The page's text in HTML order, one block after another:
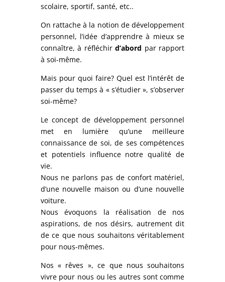
scolaire, sportif, santé, etc..
On rattache à la notion de développement
personnel, l’idée d’apprendre à mieux se
connaître, à réfléchir d’abord par rapport
à soi-même.
Mais pour quoi faire? Quel est l’intérêt de
passer du temps à « s’étudier », s’observer
soi-même?
Le concept de développement personnel
met en lumière qu’une meilleure
connaissance de soi, de ses compétences
et potentiels influence notre qualité de
vie.
Nous ne parlons pas de confort matériel,
d’une nouvelle maison ou d’une nouvelle
voiture.
Nous évoquons la réalisation de nos
aspirations, de nos désirs, autrement dit
de ce que nous souhaitons véritablement
pour nous-mêmes.
Nos « rêves », ce que nous souhaitons
vivre pour nous ou les autres sont comme